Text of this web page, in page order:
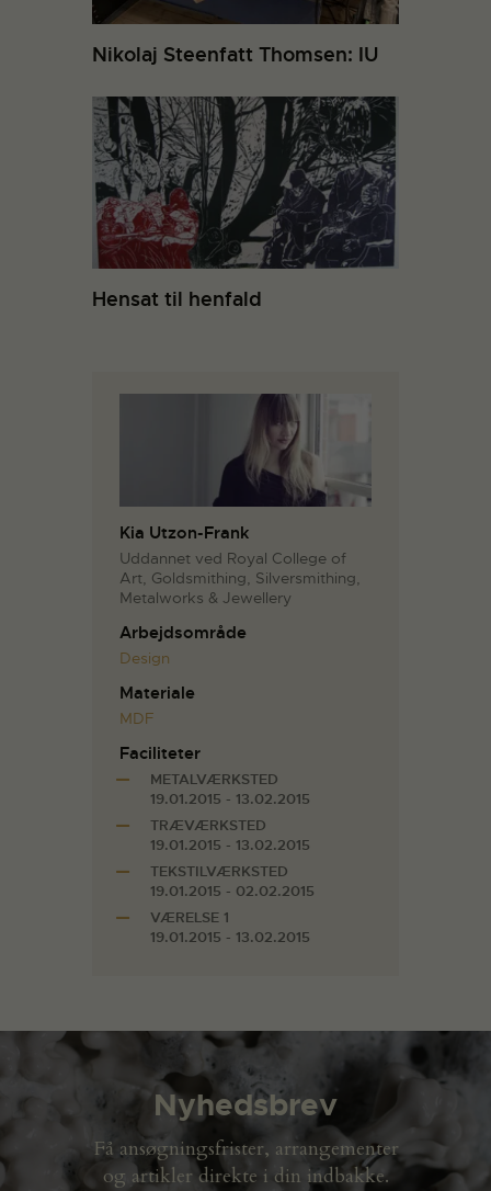
Nikolaj Steenfatt Thomsen: IU
Hensat til henfald
Kia Utzon-Frank
Uddannet ved Royal College of
Art, Goldsmithing, Silversmithing,
Metalworks & Jewellery
Arbejdsområde
Design
Materiale
MDF
Faciliteter
METALVÆRKSTED
19.01.2015 - 13.02.2015
TRÆVÆRKSTED
19.01.2015 - 13.02.2015
TEKSTILVÆRKSTED
19.01.2015 - 02.02.2015
VÆRELSE 1
19.01.2015 - 13.02.2015
Nyhedsbrev
Få ansøgningsfrister, arrangementer
og artikler direkte i din indbakke.